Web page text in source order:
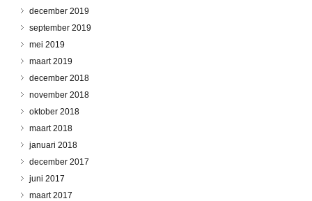
december 2019
september 2019
mei 2019
maart 2019
december 2018
november 2018
oktober 2018
maart 2018
januari 2018
december 2017
juni 2017
maart 2017